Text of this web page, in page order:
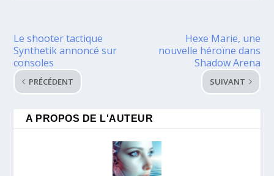
Le shooter tactique
Synthetik annoncé sur
consoles
PRÉCÉDENT
Hexe Marie, une
nouvelle héroïne dans
Shadow Arena
SUIVANT
A PROPOS DE L'AUTEUR